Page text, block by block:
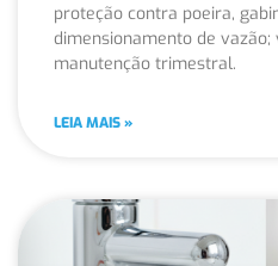
proteção contra poeira,
dimensionamento de
manutenção trimestral.
LEIA MAIS »